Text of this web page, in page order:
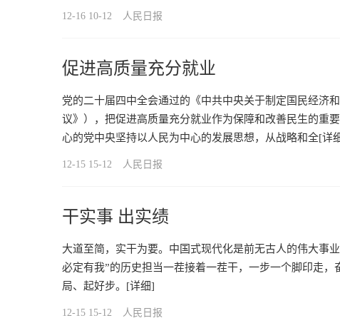
12-16 10-12 人民日报
促进高质量充分就业
党的二十届四中全会通过的《中共中央关于制定国民经济
议》），把促进高质量充分就业作为保障和改善民生的重
心的党中央坚持以人民为中心的发展思想，从战略和全[详
12-15 15-12 人民日报
干实事 出实绩
大道至简，实干为要。中国式现代化是前无古人的伟大事
必定有我”的历史担当一茬接着一茬干，一步一个脚印走
局、起好步。 [详细]
12-15 15-12 人民日报